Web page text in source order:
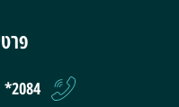
2084*